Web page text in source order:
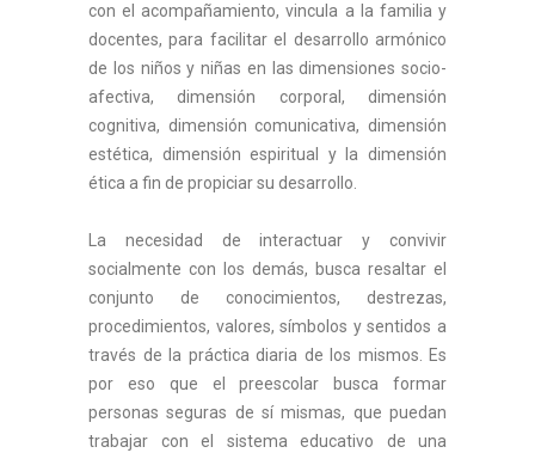
con el acompañamiento, vincula a la familia y
docentes, para facilitar el desarrollo armónico
de los niños y niñas en las dimensiones socio-
afectiva, dimensión corporal, dimensión
cognitiva, dimensión comunicativa, dimensión
estética, dimensión espiritual y la dimensión
ética a fin de propiciar su desarrollo.
La necesidad de interactuar y convivir
socialmente con los demás, busca resaltar el
conjunto de conocimientos, destrezas,
procedimientos, valores, símbolos y sentidos a
través de la práctica diaria de los mismos. Es
por eso que el preescolar busca formar
personas seguras de sí mismas, que puedan
trabajar con el sistema educativo de una